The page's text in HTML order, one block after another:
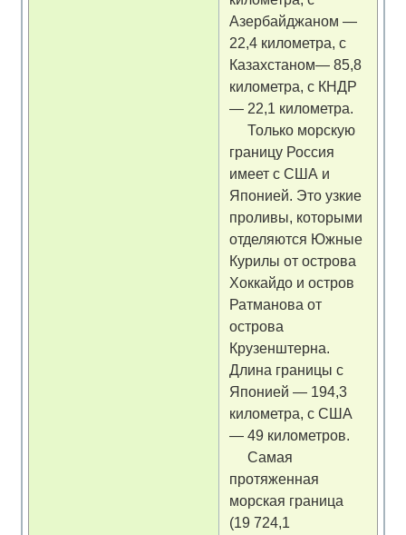
Азербайджаном —
22,4 километра, с
Казахстаном— 85,8
километра, с КНДР
— 22,1 километра.
Только морскую
границу Россия
имеет с США и
Японией. Это узкие
проливы, которыми
отделяются Южные
Курилы от острова
Хоккайдо и остров
Ратманова от
острова
Крузенштерна.
Длина границы с
Японией — 194,3
километра, с США
— 49 километров.
Самая
протяженная
морская граница
(19 724,1